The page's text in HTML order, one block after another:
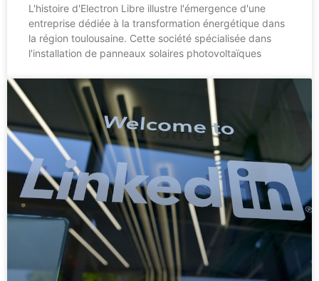
L'histoire d'Electron Libre illustre l'émergence d'une
entreprise dédiée à la transformation énergétique dans
la région toulousaine. Cette société spécialisée dans
l'installation de panneaux solaires photovoltaïques